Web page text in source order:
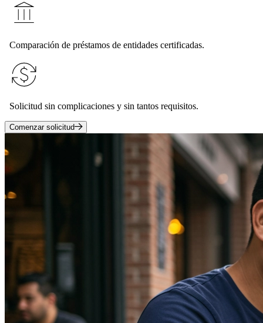
Comparación de préstamos de entidades certificadas.
Solicitud sin complicaciones y sin tantos requisitos.
Comenzar solicitud